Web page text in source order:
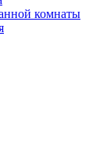
комнаты